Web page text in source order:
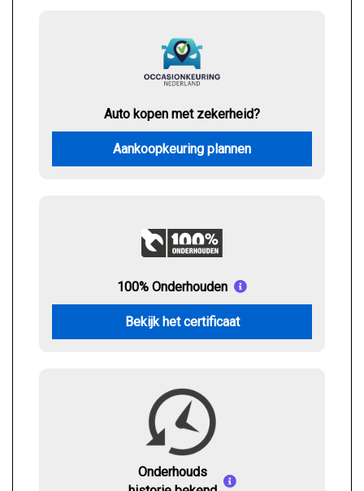
Auto kopen met zekerheid?
Aankoopkeuring plannen
100% Onderhouden
Bekijk het certificaat
Onderhouds